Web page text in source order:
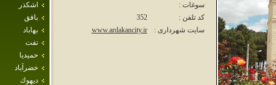
اشكذر
بافق
بهاباد
تفت
حميديا
خضرآباد
ديهوك
سوغات :
کد تلفن :
352
سایت شهرداری :
www.ardakancity.ir